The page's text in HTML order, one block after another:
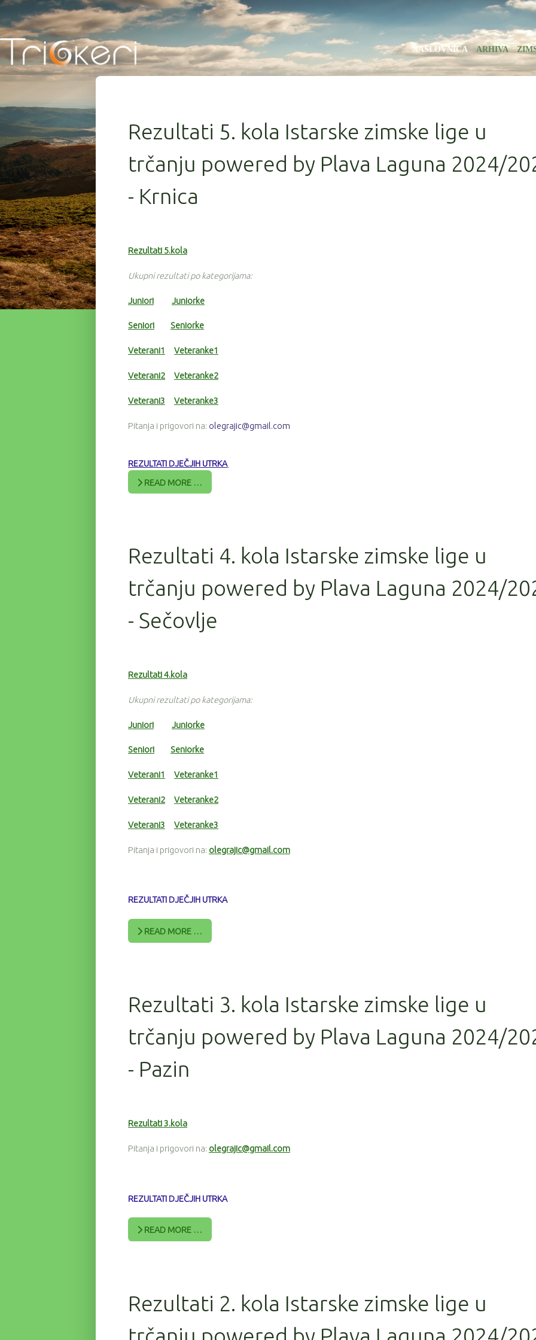
NASLOVNICA ARHIVA
Rezultati 5. kola Istarske zimske lige u
trčanju powered by Plava Laguna 2024/
- Krnica
Rezultati 5.kola
Ukupni rezultati po kategorijama:
Juniori Juniorke
Seniori Seniorke
Veterani1 Veteranke1
Veterani2 Veteranke2
Veterani3 Veteranke3
Pitanja i prigovori na: olegrajic@gmail.com
REZULTATI DJEČJIH UTRKA
READ MORE …
Rezultati 4. kola Istarske zimske lige u
trčanju powered by Plava Laguna 2024/
- Sečovlje
Rezultati 4.kola
Ukupni rezultati po kategorijama:
Juniori Juniorke
Seniori Seniorke
Veterani1 Veteranke1
Veterani2 Veteranke2
Veterani3 Veteranke3
Pitanja i prigovori na: olegrajic@gmail.com
REZULTATI DJEČJIH UTRKA
READ MORE …
Rezultati 3. kola Istarske zimske lige u
trčanju powered by Plava Laguna 2024/
- Pazin
Rezultati 3.kola
Pitanja i prigovori na: olegrajic@gmail.com
REZULTATI DJEČJIH UTRKA
READ MORE …
Rezultati 2. kola Istarske zimske lige u